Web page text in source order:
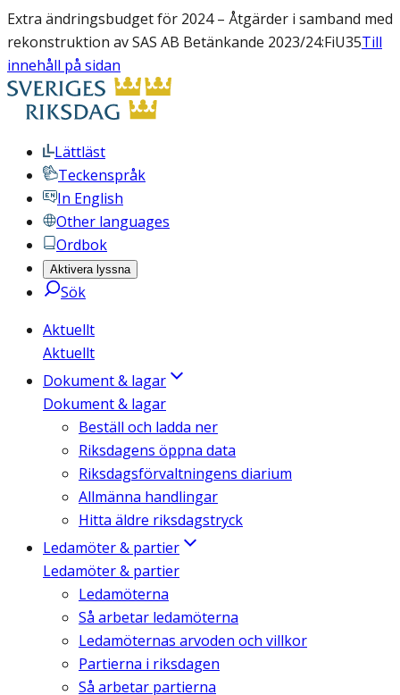
Extra ändringsbudget för 2024 – Åtgärder i samband med
rekonstruktion av SAS AB Betänkande 2023/24:FiU35Till
innehåll på sidan
Lättläst
Teckenspråk
In English
Other languages
Ordbok
Aktivera lyssna
Sök
Aktuellt
Aktuellt
Dokument & lagar
Dokument & lagar
Beställ och ladda ner
Riksdagens öppna data
Riksdagsförvaltningens diarium
Allmänna handlingar
Hitta äldre riksdagstryck
Ledamöter & partier
Ledamöter & partier
Ledamöterna
Så arbetar ledamöterna
Ledamöternas arvoden och villkor
Partierna i riksdagen
Så arbetar partierna